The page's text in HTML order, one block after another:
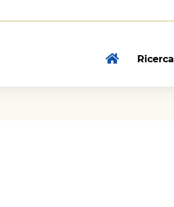
Ricerca